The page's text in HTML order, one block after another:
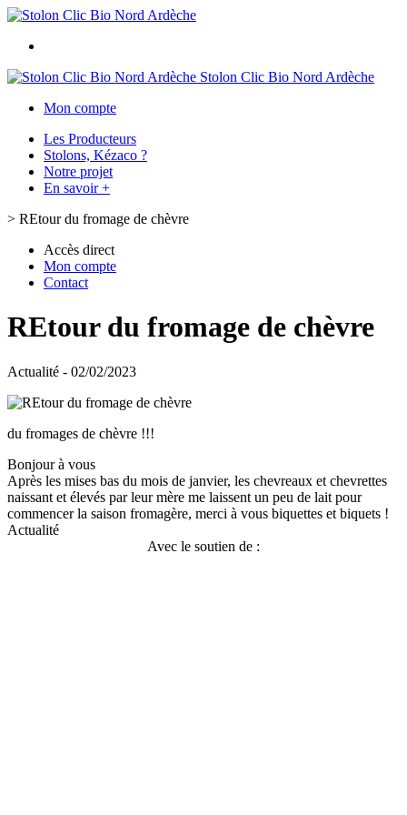
Stolon Clic Bio Nord Ardèche
Mon compte
Les Producteurs
Stolons, Kézaco ?
Notre projet
En savoir +
> REtour du fromage de chèvre
Accès direct
Mon compte
Contact
REtour du fromage de chèvre
Actualité - 02/02/2023
du fromages de chèvre !!!
Bonjour à vous
Après les mises bas du mois de janvier, les chevreaux et chevrettes
naissant et élevés par leur mère me laissent un peu de lait pour
commencer la saison fromagère, merci à vous biquettes et biquets !
Actualité
Avec le soutien de :